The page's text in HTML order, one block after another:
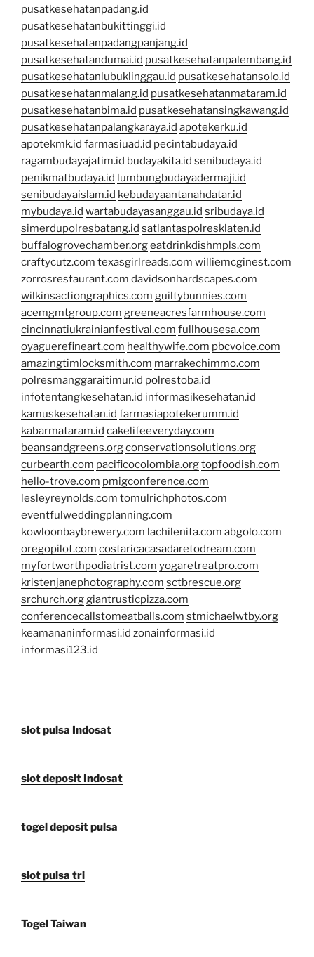
pusatkesehatanpadang.id
pusatkesehatanbukittinggi.id
pusatkesehatanpadangpanjang.id
pusatkesehatandumai.id pusatkesehatanpalembang.id
pusatkesehatanlubuklinggau.id pusatkesehatansolo.id
pusatkesehatanmalang.id pusatkesehatanmataram.id
pusatkesehatanbima.id pusatkesehatansingkawang.id
pusatkesehatanpalangkaraya.id apotekerku.id
apotekmk.id farmasiuad.id pecintabudaya.id
ragambudayajatim.id budayakita.id senibudaya.id
penikmatbudaya.id lumbungbudayadermaji.id
senibudayaislam.id kebudayaantanahdatar.id
mybudaya.id wartabudayasanggau.id sribudaya.id
simerdupolresbatang.id satlantaspolresklaten.id
buffalogrovechamber.orgeatdrinkdishmpls.com
craftycutz.com texasgirlreads.com williemcginest.com
zorrosrestaurant.com davidsonhardscapes.com
wilkinsactiongraphics.com guiltybunnies.com
acemgmtgroup.com greeneacresfarmhouse.com
cincinnatiukrainianfestival.com fullhousesa.com
oyaguerefineart.com healthywife.com pbcvoice.com
amazingtimlocksmith.com marrakechimmo.com
polresmanggaraitimur.id polrestoba.id
infotentangkesehatan.id informasikesehatan.id
kamuskesehatan.id farmasiapotekerumm.id
kabarmataram.id cakelifeeveryday.com
beansandgreens.orgconservationsolutions.org
curbearth.com pacificocolombia.orgtopfoodish.com
hello-trove.com pmigconference.com
lesleyreynolds.com tomulrichphotos.com
eventfulweddingplanning.com
kowloonbaybrewery.com lachilenita.com abgolo.com
oregopilot.com costaricacasadaretodream.com
myfortworthpodiatrist.com yogaretreatpro.com
kristenjanephotography.com sctbrescue.org
srchurch.orggiantrusticpizza.com
conferencecallstomeatballs.com stmichaelwtby.org
keamananinformasi.id zonainformasi.id
informasi123.id
slot pulsa Indosat
slot deposit Indosat
togel deposit pulsa
slot pulsa tri
Togel Taiwan